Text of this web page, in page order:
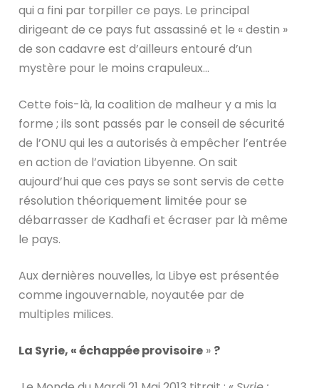
qui a fini par torpiller ce pays. Le principal
dirigeant de ce pays fut assassiné et le « destin »
de son cadavre est d’ailleurs entouré d’un
mystère pour le moins crapuleux…
Cette fois-là, la coalition de malheur y a mis la
forme ; ils sont passés par le conseil de sécurité
de l’ONU qui les a autorisés à empêcher l’entrée
en action de l’aviation Libyenne. On sait
aujourd’hui que ces pays se sont servis de cette
résolution théoriquement limitée pour se
débarrasser de Kadhafi et écraser par là même
le pays.
Aux dernières nouvelles, la Libye est présentée
comme ingouvernable, noyautée par de
multiples milices.
La Syrie, « échappée provisoire » ?